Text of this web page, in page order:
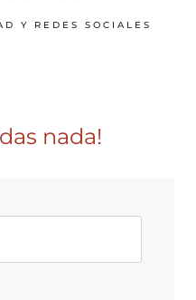
Y REDES SOCIALES
nada!